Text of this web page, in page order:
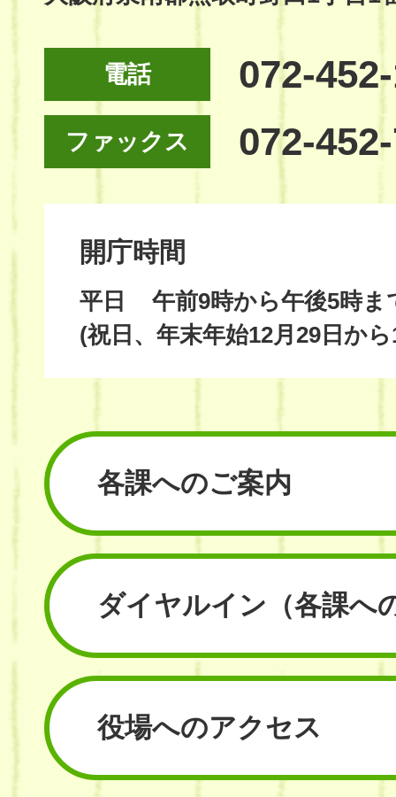
電話 072-
ファックス 072-
開庁時間
平日
午前9時から午後5時ま
(祝日、年末年始12月29日か
各課へのご案内
ダイヤルイン （各課へ
役場へのアクセス